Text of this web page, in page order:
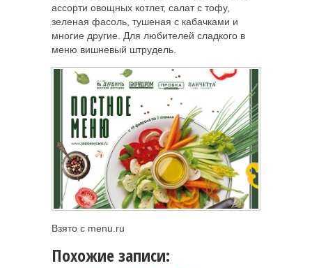
ассорти овощных котлет, салат с тофу,
зеленая фасоль, тушеная с кабачками и
многие другие. Для любителей сладкого в
меню вишневый штрудель.
Взято с menu.ru
Похожие записи: